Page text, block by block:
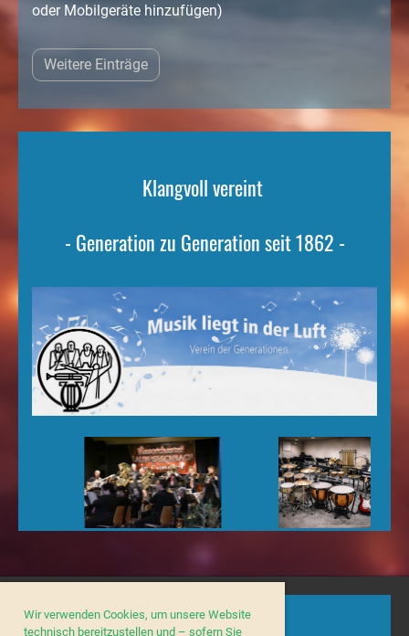
Wir verwenden Cookies, um unsere Website
technisch bereitzustellen und – sofern Sie
oder Mobilgeräte hinzufügen)
Weitere Einträge
Klangvoll vereint
- Generation zu Generation seit 1862 -